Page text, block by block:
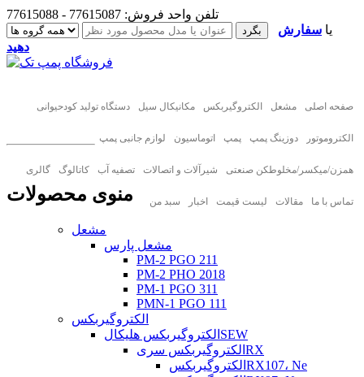
تلفن واحد فروش: 77615087 - 77615088
یا سفارش
دهید
صفحه اصلی مشعل الکتروگیربکس مکانیکال سیل دستگاه تولید کودحیوانی
الکتروموتور دوزینگ پمپ پمپ اتوماسیون لوازم جانبی پمپ
همزن/میکسر/مخلوطکن صنعتی شیرآلات و اتصالات تصفیه آب کاتالوگ گالری
تماس با ما مقالات لیست قیمت اخبار سبد من منوی محصولات
مشعل
مشعل پارس
PM-2 PGO 211
PM-2 PHO 2018
PM-1 PGO 311
PMN-1 PGO 111
الکتروگیربکس
الکتروگیربکس هلیکالSEW
الکتروگیربکس سریRX
الکتروگیربکسRX107، Ne